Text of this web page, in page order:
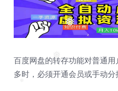
❅
❅
百度网盘的转存功能对普通
多时，必须开通会员或手动分